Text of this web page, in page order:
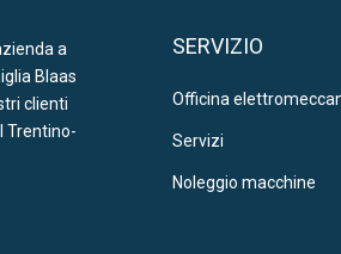
a
Blaas
clienti
Trentino-
SERVIZIO
Officina
Servizi
Noleggio macchine